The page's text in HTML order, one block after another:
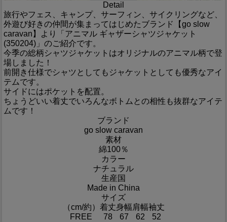
Detail
旅行やフェス、キャンプ、サーフィン、サイクリングなど、
外遊び好きの仲間が集まってはじめたブランド【go slow
caravan】より「アニマル ギャザーシャツジャケット
(350204)」のご紹介です。
今季の総柄シャツジャケットはオリジナルのアニマル柄で登
場しました！
前開き仕様でシャツとしてもジャケットとしても優秀なアイ
テムです。
サイドにはポケットを配置。
ちょうどいい着丈でいろんなボトムとの相性も抜群なアイテ
ムです！
ブランド
go slow caravan
素材
綿100％
カラー
ナチュラル
生産国
Made in China
サイズ
（cm/約） 着丈身幅肩幅袖丈
FREE
78 67 62 52